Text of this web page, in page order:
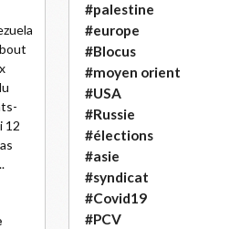
12
#palestine
#europe
#Blocus
#moyen orient
#USA
#Russie
#élections
#asie
#syndicat
#Covid19
#PCV